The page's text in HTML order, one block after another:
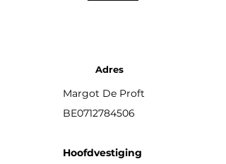
Adres
Margot De Proft
BE0712784506
Hoofdvestiging